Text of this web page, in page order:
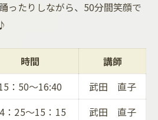
ったりしながら、50分間笑顔で
時間
講師
：50～16:40
武田 直子
：25〜15：15
武田 直子